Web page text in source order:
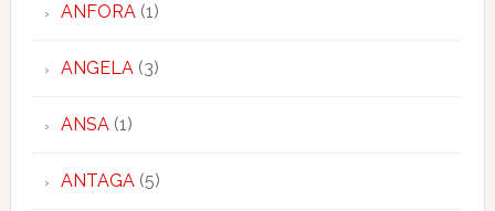
ANFORA(1)
ANGELA(3)
ANSA(1)
ANTAGA(5)